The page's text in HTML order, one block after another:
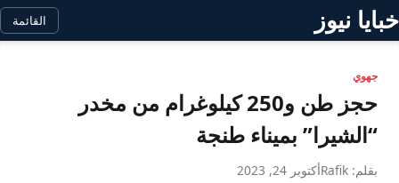
خبايا نيوز القائمة
جهوي
حجز طن و250 كيلوغرام من مخدر
“الشيرا” بميناء طنجة
بقلم: Rafik أكتوبر 24, 2023